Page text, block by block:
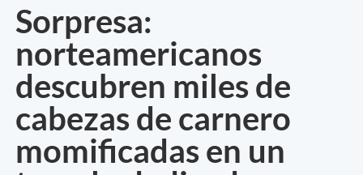
Sorpresa:
norteamericanos
descubren miles de
cabezas de carnero
momificadas en un